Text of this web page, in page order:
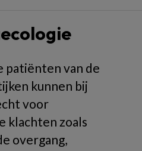
patiënten van de
kunnen bij
voor
klachten zoals
overgang,